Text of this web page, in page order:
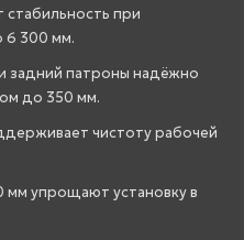
стабильность при
6 300 мм.
задний патроны надёжно
до 350 мм.
чистоту рабочей
мм упрощают установку в